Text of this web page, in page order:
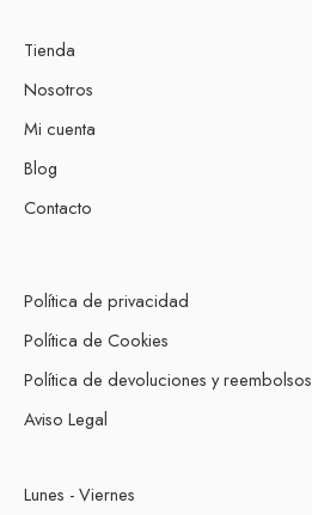
Tienda
Nosotros
Mi cuenta
Blog
Contacto
Política de privacidad
Política de Cookies
Política de devoluciones y reembolsos
Aviso Legal
Lunes - Viernes